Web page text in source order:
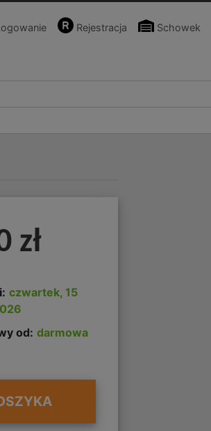
Rejestracja Schowek
zł
czwartek, 15
od: darmowa